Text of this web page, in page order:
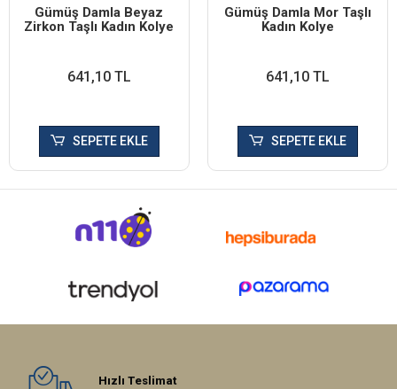
Gümüş Damla Beyaz
Zirkon Taşlı Kadın Kolye
641,10 TL
SEPETE EKLE
Gümüş Damla Mor Taşlı
Kadın Kolye
641,10 TL
SEPETE EKLE
Hızlı Teslimat